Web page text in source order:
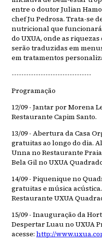
entre o doutor Julian
chef Ju Pedrosa. Trata-se
nutricional que
do UXUA, onde as
serão traduzidas em
em tratamentos
---------------------------------
Programação
12/09 - Jantar por Morena
Restaurante Capim Santo.
13/09 - Abertura da Casa
gratuitas ao longo do dia.
Unna no Restaurante
Bela Gil no UXUA
14/09 - Piquenique no
gratuitas e música
Restaurante UXUA
15/09 - Inauguração da
Despertar Luau no UXUA
acesse: http://